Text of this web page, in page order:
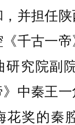
并担任
千古一
研究院副
》中秦王
花奖的秦